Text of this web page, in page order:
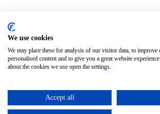
Política de privacidad
Aviso legal
Política de cookies
Configura las cookies
Español
Català
English(Inglés)
We use cookies
We may place these for analysis of our visitor data, to
personalised content and to give you a great website
about the cookies we use open the settings.
Accept all